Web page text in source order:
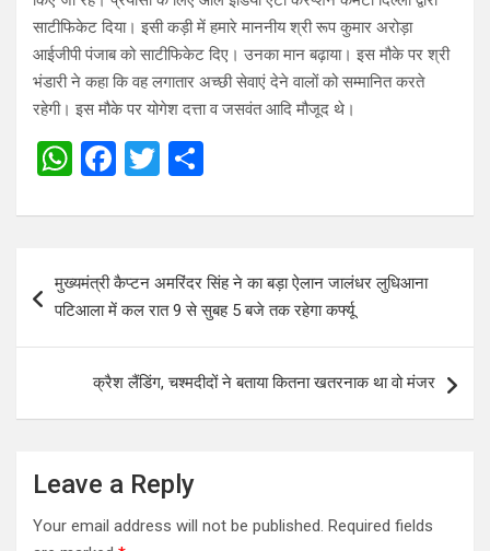
साटीफिकेट दिया। इसी कड़ी में हमारे माननीय श्री रूप कुमार अरोड़ा
आईजीपी पंजाब को साटीफिकेट दिए। उनका मान बढ़ाया। इस मौके पर श्री
भंडारी ने कहा कि वह लगातार अच्छी सेवाएं देने वालों को सम्मानित करते
रहेगी। इस मौके पर योगेश दत्ता व जसवंत आदि मौजूद थे।
W
at
s
A
F
ce
b
o
k
T
tt
er
ar
e
navigation
मुख्यमंत्री कैप्टन अमरिंदर सिंह ने का बड़ा ऐलान जालंधर लुधिआना
पटिआला में कल रात 9 से सुबह 5 बजे तक रहेगा कर्फ्यू
क्रैश लैंडिंग, चश्मदीदों ने बताया कितना खतरनाक था वो मंजर
Leave a Reply
Your email address will not be published. Required fields